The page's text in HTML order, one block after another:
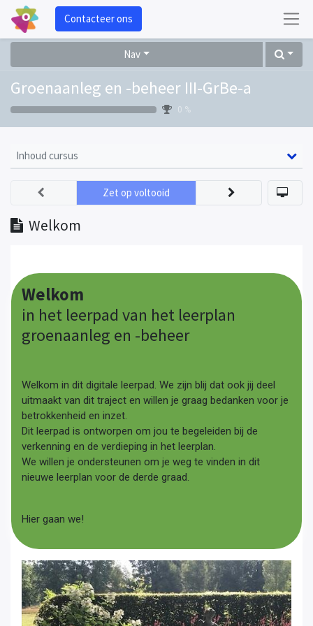
Contacteer ons
Nav
Groenaanleg en -beheer III-GrBe-a
0 %
Inhoud cursus
Welkom
Zet op voltooid
Welkom
in het leerpad van het leerplan
groenaanleg en -beheer
Welkom in dit digitale leerpad. We zijn blij dat ook jij deel
uitmaakt van dit traject en willen je graag bedanken voor je
betrokkenheid en inzet.
Dit leerpad is ontworpen om jou te begeleiden bij de
verkenning en de verdieping in het leerplan.
We willen je ondersteunen om je weg te vinden in dit
nieuwe leerplan voor de derde graad.
Hier gaan we!